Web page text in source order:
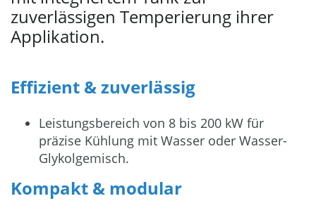
zuverlässigen Temperierung ihrer
Applikation.
Effizient & zuverlässig
Leistungsbereich von 8 bis 200 kW für
präzise Kühlung mit Wasser oder Wasser-
Glykolgemisch.
Kompakt & modular